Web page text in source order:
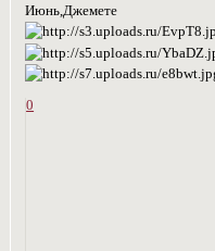
Июнь,Джемете
0